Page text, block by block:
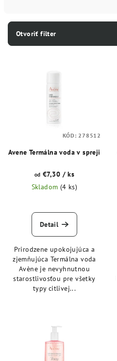
p
v
Otvoriť filter
oAvene Termálna voda v spreji
od €7,30 / ks
Skladom (4 ks)
Detail
Prirodzene upokojujúca a
zjemňujúca Termálna voda
Avène je nevyhnutnou
starostlivosťou pre všetky
typy citlivej...
KÓD: 278512